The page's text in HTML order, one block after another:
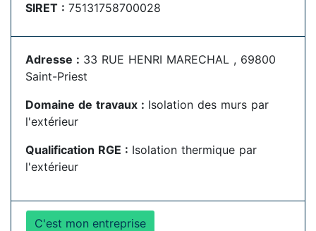
SIRET : 75131758700028
Adresse : 33 RUE HENRI MARECHAL , 69800
Saint-Priest
Domaine de travaux : Isolation des murs par
l'extérieur
Qualification RGE : Isolation thermique par
l'extérieur
C'est mon entreprise